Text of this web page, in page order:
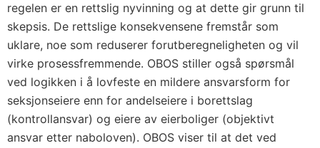
regelen er en rettslig nyvinning og at dette gir grunn til
skepsis. De rettslige konsekvensene fremstår som
uklare, noe som reduserer forutberegneligheten og vil
virke prosessfremmende. OBOS stiller også spørsmål
ved logikken i å lovfeste en mildere ansvarsform for
seksjonseiere enn for andelseiere i borettslag
(kontrollansvar) og eiere av eierboliger (objektivt
ansvar etter naboloven). OBOS viser til at det ved